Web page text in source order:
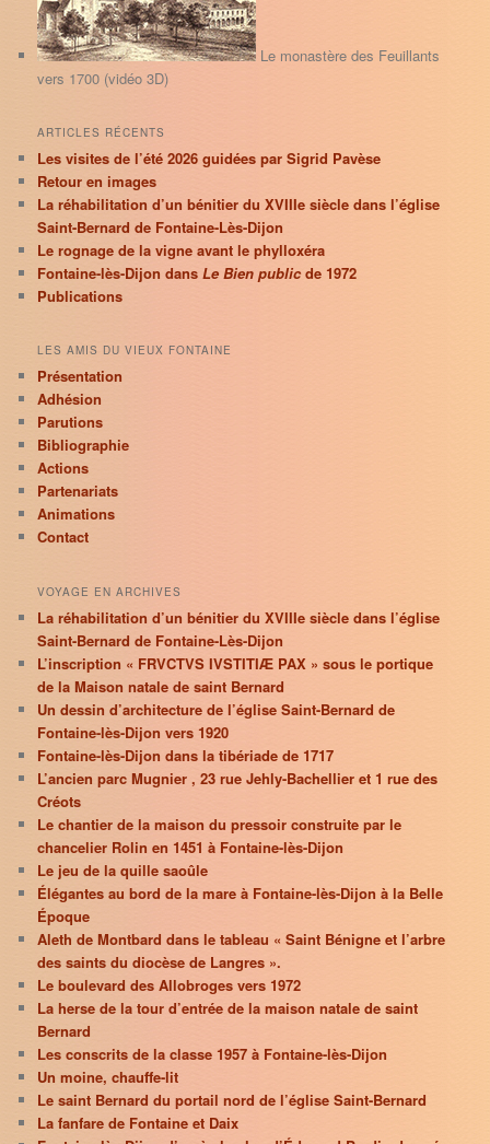
h
e
Le monastère des Feuillants
vers 1700 (vidéo 3D)
ARTICLES RÉCENTS
Les visites de l’été 2026 guidées par Sigrid Pavèse
Retour en images
La réhabilitation d’un bénitier du XVIIIe siècle dans l’église
Saint-Bernard de Fontaine-Lès-Dijon
Le rognage de la vigne avant le phylloxéra
Fontaine-lès-Dijon dansLe Bien publicde 1972
Publications
LES AMIS DU VIEUX FONTAINE
Présentation
Adhésion
Parutions
Bibliographie
Actions
Partenariats
Animations
Contact
VOYAGE EN ARCHIVES
La réhabilitation d’un bénitier du XVIIIe siècle dans l’église
Saint-Bernard de Fontaine-Lès-Dijon
L’inscription « FRVCTVS IVSTITIÆ PAX » sous le portique
de la Maison natale de saint Bernard
Un dessin d’architecture de l’église Saint-Bernard de
Fontaine-lès-Dijon vers 1920
Fontaine-lès-Dijon dans la tibériade de 1717
L’ancien parc Mugnier , 23 rue Jehly-Bachellier et 1 rue des
Créots
Le chantier de la maison du pressoir construite par le
chancelier Rolin en 1451 à Fontaine-lès-Dijon
Le jeu de la quille saoûle
Élégantes au bord de la mare à Fontaine-lès-Dijon à la Belle
Époque
Aleth de Montbard dans le tableau « Saint Bénigne et l’arbre
des saints du diocèse de Langres ».
Le boulevard des Allobroges vers 1972
La herse de la tour d’entrée de la maison natale de saint
Bernard
Les conscrits de la classe 1957 à Fontaine-lès-Dijon
Un moine, chauffe-lit
Le saint Bernard du portail nord de l’église Saint-Bernard
La fanfare de Fontaine et Daix